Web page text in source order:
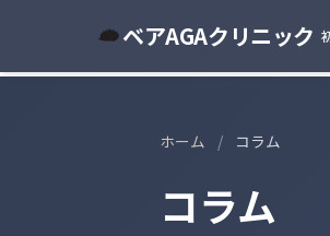
ベアAGAクリニック
ホーム / コラム
コラム